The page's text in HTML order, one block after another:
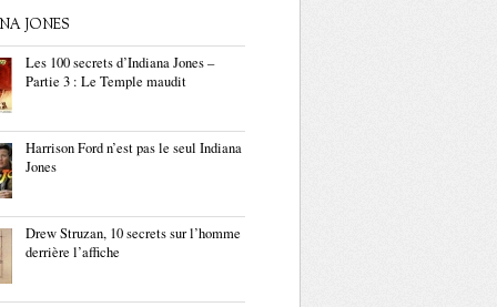
JONES
Les 100 secrets d’Indiana Jones –
Partie 3 : Le Temple maudit
Harrison Ford n’est pas le seul Indiana
Jones
Drew Struzan, 10 secrets sur l’homme
derrière l’affiche